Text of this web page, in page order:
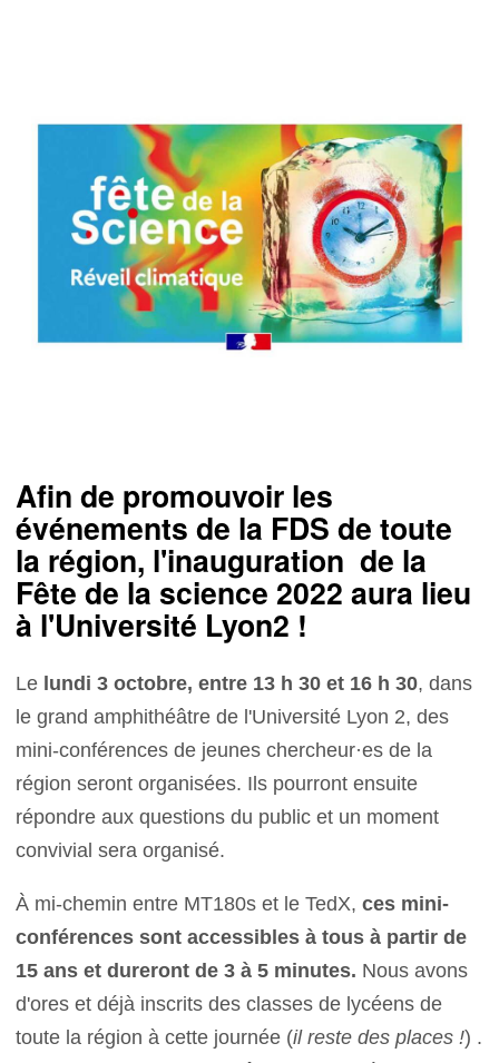
Afin de promouvoir les
événements de la FDS de toute
la région, l'inauguration de la
Fête de la science 2022 aura lieu
à l'Université Lyon2 !
Le lundi 3 octobre, entre 13 h 30 et 16 h 30, dans
le grand amphithéâtre de l'Université Lyon 2, des
mini-conférences de jeunes chercheur·es de la
région seront organisées. Ils pourront ensuite
répondre aux questions du public et un moment
convivial sera organisé.
À mi-chemin entre MT180s et le TedX,ces mini-
conférences sont accessibles à tous à partir de
15 ans et dureront de 3 à 5 minutes. Nous avons
d'ores et déjà inscrits des classes de lycéens de
toute la région à cette journée (il reste des places !) .